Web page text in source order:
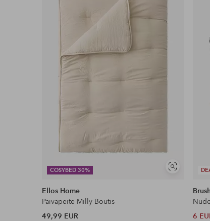
COSYBED 30%
Näytä
Ellos Home
Päiväpeite Milly Boutis
49,99 EUR
6